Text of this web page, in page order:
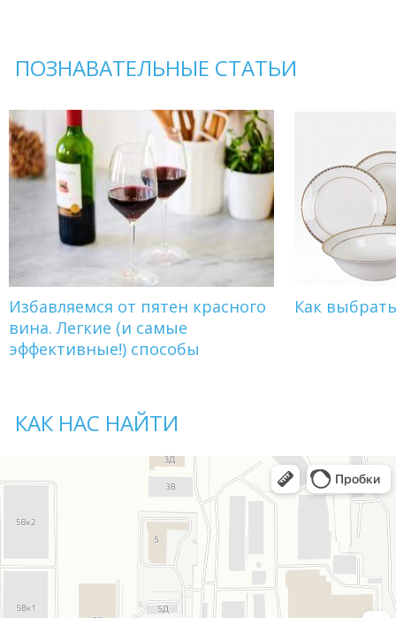
ПОЗНАВАТЕЛЬНЫЕ СТАТЬИ
Избавляемся от пятен красного
вина. Легкие (и самые
эффективные!) способы
Как
КАК НАС НАЙТИ